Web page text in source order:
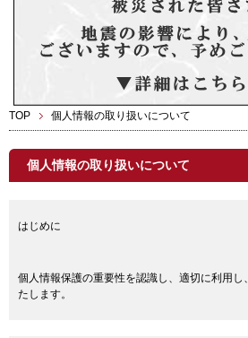
TOP 個人情報の取り扱いについて
個人情報の取り扱いについて
はじめに
個人情報保護の重要性を認識し、適切に利用
たします。